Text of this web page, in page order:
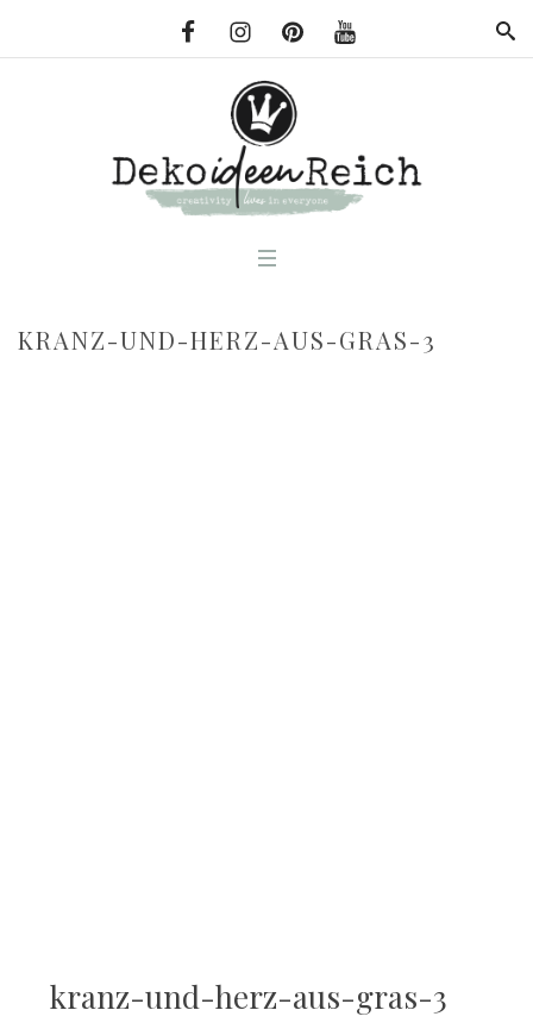
KRANZ-UND-HERZ-AUS-GRAS-3
kranz-und-herz-aus-gras-3